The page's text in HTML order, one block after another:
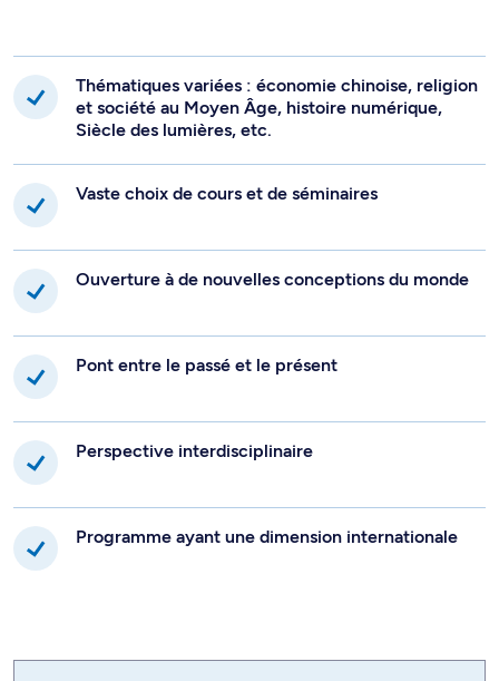
Thématiques variées : économie chinoise, religion
et société au Moyen Âge, histoire numérique,
Siècle des lumières, etc.
Vaste choix de cours et de séminaires
Ouverture à de nouvelles conceptions du monde
Pont entre le passé et le présent
Perspective interdisciplinaire
Programme ayant une dimension internationale